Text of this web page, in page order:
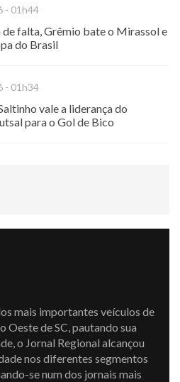
- 01h44
de falta, Grêmio bate o Mirassol e
do Brasil
- 01h34
vale a liderança do
para o Gol de Bico
mais importantes veículos de
Oeste de SC, pautando sua
o Jornal Regional alcançou
nos diferentes segmentos
se num dos jornais mais